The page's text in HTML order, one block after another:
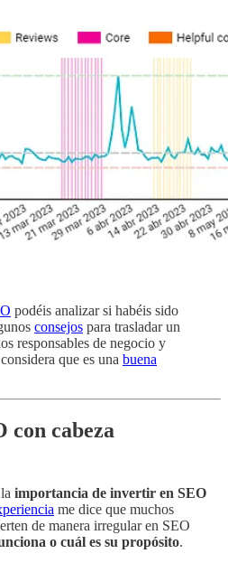
podéis analizar si habéis sido
consejos para trasladar un
responsables de negocio y
que es una buena
con cabeza
importancia de invertir en SEO
me dice que muchos
de manera irregular en SEO
o cuál es su propósito.